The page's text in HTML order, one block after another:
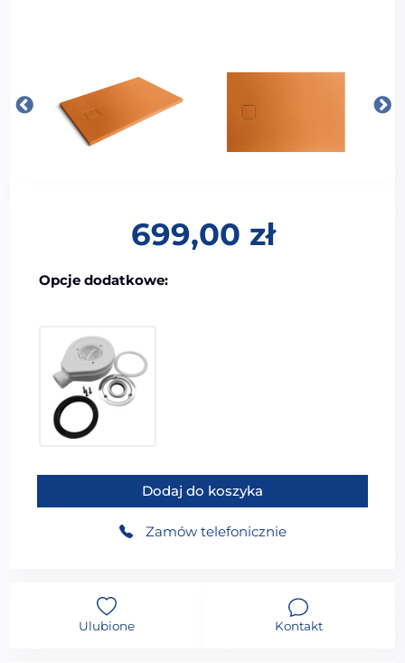
699,00 zł
Opcje dodatkowe:
ilość MUE-1084O Brodzik prysznicowy prostokątny
Dodaj do koszyka
Zamów telefonicznie
Ulubione Kontakt